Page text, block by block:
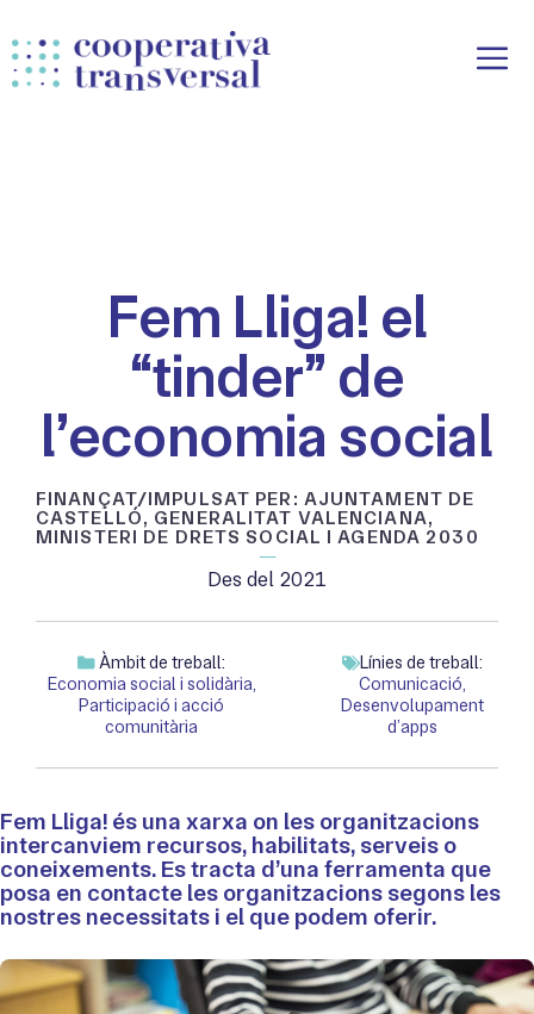
al
contingut
Fem Lliga! el
“tinder” de
l’economia social
FINANÇAT/IMPULSAT PER: AJUNTAMENT DE
CASTELLÓ, GENERALITAT VALENCIANA,
MINISTERI DE DRETS SOCIAL I AGENDA 2030
Des del 2021
Àmbit de treball:
Economia social i solidària,
Participació i acció
comunitària
Línies de treball:
Comunicació,
Desenvolupament
d’apps
Fem Lliga! és una xarxa on les organitzacions
intercanviem recursos, habilitats, serveis o
coneixements. Es tracta d’una ferramenta que
posa en contacte les organitzacions segons les
nostres necessitats i el que podem oferir.